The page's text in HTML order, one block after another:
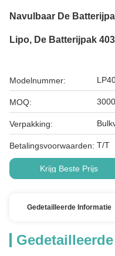
Navulbaar De
Lipo, De Batterijpak
Modelnummer:
MOQ:
Verpakking:
Betalingsvoorwaarden: T/T
Krijg Beste Prijs
Gedetailleerde Informatie